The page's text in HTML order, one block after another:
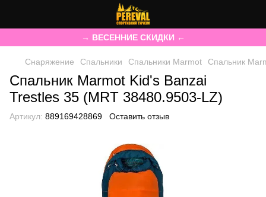
→ ВЕСЕННИЕ СКИДКИ ←
Снаряжение Спальники Спальники Marmot Спальник
Спальник Marmot Kid's Banzai
Trestles 35 (MRT 38480.9503-LZ)
Артикул: 889169428869 Оставить отзыв